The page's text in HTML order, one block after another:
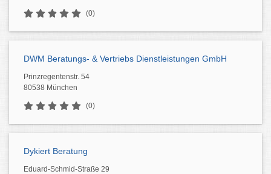
(0)
DWM Beratungs- & Vertriebs Dienstleistungen GmbH
Prinzregentenstr. 54
80538 München
(0)
Dykiert Beratung
Eduard-Schmid-Straße 29